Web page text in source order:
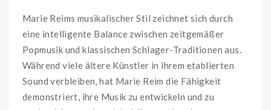
Marie Reims musikalischer Stil zeichnet sich durch
eine intelligente Balance zwischen zeitgemäßer
Popmusik und klassischen Schlager-Traditionen aus.
Während viele ältere Künstler in ihrem etablierten
Sound verbleiben, hat Marie Reim die Fähigkeit
demonstriert, ihre Musik zu entwickeln und zu